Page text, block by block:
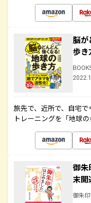
脳が
歩き
旅先で、近所で、自宅
トレーニングを「地球
御
末開
御朱印